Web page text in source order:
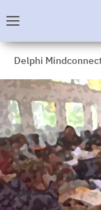
Spring naar
Ga naar
Menu
Delphi